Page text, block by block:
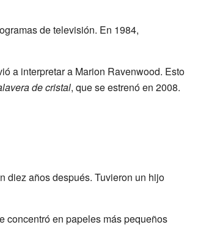
de televisión. En 1984,
a interpretar a Marion Ravenwood. Esto
de cristal, que se estrenó en 2008.
diez años después. Tuvieron un hijo
concentró en papeles más pequeños